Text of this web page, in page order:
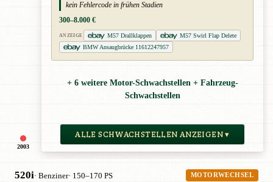
2003
kein Fehlercode in frühen Stadien
300–8.000 €
ANZEIGE M57 Drallklappen
M57 Swirl Flap Delete
BMW Ansaugbrücke 11612247957
+ 6 weitere Motor-Schwachstellen + Fahrzeug-
Schwachstellen
ALLE SCHWACHSTELLEN ANZEIGEN ▾
520i· Benziner· 150–170 PS MOTORWECHSEL